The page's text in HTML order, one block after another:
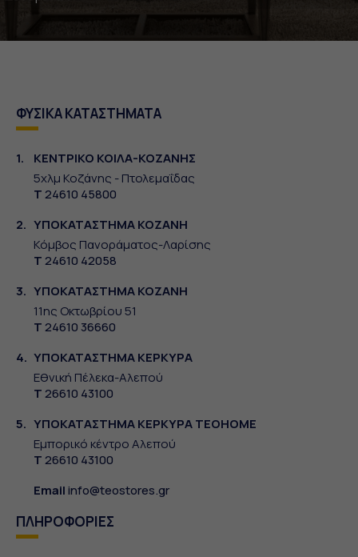
ΦΥΣΙΚΑ ΚΑΤΑΣΤΗΜΑΤΑ
1.
ΚΕΝΤΡΙΚΟ ΚΟΙΛΑ-ΚΟΖΑΝΗΣ
5χλμ Κοζάνης - Πτολεμαΐδας
Τ24610 45800
2. ΥΠΟΚΑΤΑΣΤΗΜΑ ΚΟΖΑΝΗ
Κόμβος Πανοράματος-Λαρίσης
Τ24610 42058
3. ΥΠΟΚΑΤΑΣΤΗΜΑ ΚΟΖΑΝΗ
11ης Οκτωβρίου 51
Τ24610 36660
4. ΥΠΟΚΑΤΑΣΤΗΜΑ ΚΕΡΚΥΡΑ
Εθνική Πέλεκα-Αλεπού
Τ26610 43100
5. ΥΠΟΚΑΤΑΣΤΗΜΑ ΚΕΡΚΥΡΑ TEOHOME
Εμπορικό κέντρο Αλεπού
Τ26610 43100
Emailinfo@teostores.gr
ΠΛΗΡΟΦΟΡΙΕΣ